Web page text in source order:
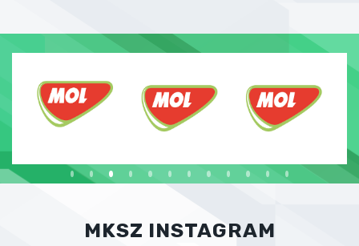
MKSZ INSTAGRAM